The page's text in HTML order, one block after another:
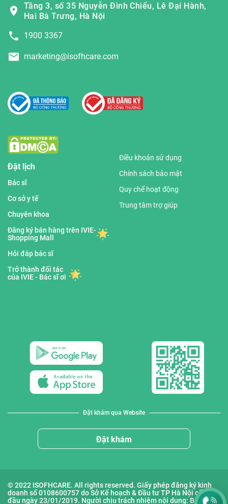
Tầng 3, số 35 Nguyễn Đình Chiểu, Lê Đại Hành,
Hai Bà Trưng, Hà Nội
1900 3367
marketing@isofhcare.com
Đặt lịch
Bác sĩ
Cơ sở y tế
Chuyên khoa
Đăng ký bán hàng trên IVIE-
Shopping Mall
Hỏi đáp bác sĩ
Trở thành đối tác
của IVIE - Bác sĩ ơi
Điều khoản sử dụng
Chính sách bảo mật
Quy chế hoạt động
Trung tâm trợ giúp
Đặt khám qua Website
Đặt khám
© 2022 ISOFHCARE. All rights reserved. Giấy phép đăng ký kinh
doanh số 0108600757 do Sở Kế hoạch & Đầu tư TP Hà Nội cấp lần
đầu ngày 23/01/2019. Người chịu trách nhiệm nội dung: Bà